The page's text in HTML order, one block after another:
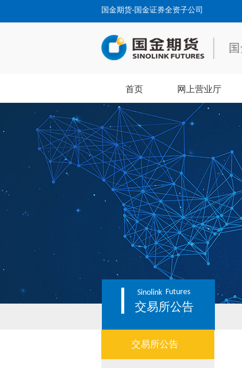
国金期货-国金证券全资子公司
首页 网上营业厅
Sinolink Futures
交易所公告
交易所公告